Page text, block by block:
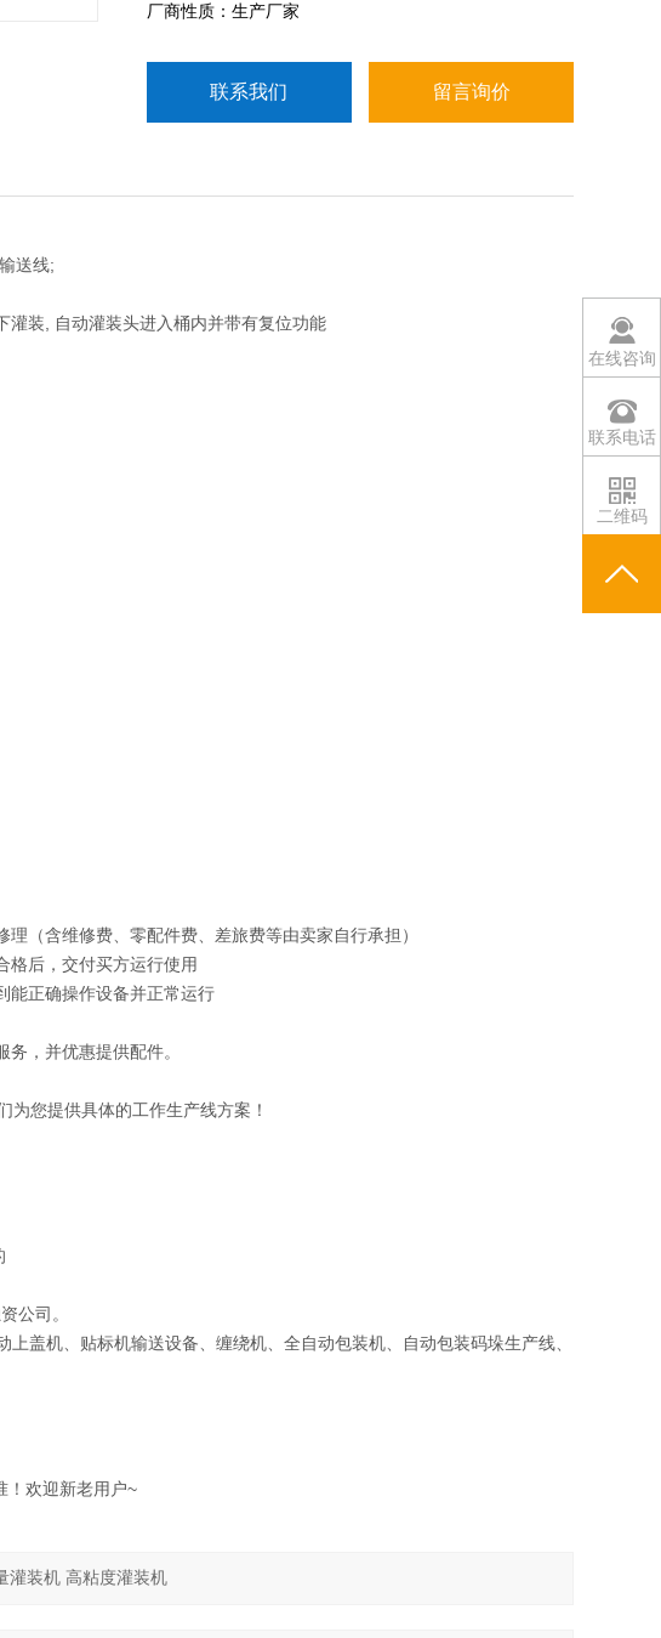
厂商性质：生产厂家
联系我们 留言询价
送线;
灌装, 自动灌装头进入桶内并带有复位功能
（含维修费、零配件费、差旅费等由卖家自行承担）
格后，交付买方运行使用
能正确操作设备并正常运行
，并优惠提供配件。
您提供具体的工作生产线方案！
公司。
盖机、贴标机输送设备、缠绕机、全自动包装机、自动包装码垛生产线、
！欢迎新老用户~
在线咨询
联系电话
二维码